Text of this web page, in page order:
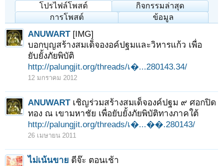
โปรไฟล์โพสต์
กิจกรรมล่าสุด
การโพสต์
ข้อมูล
ANUWART [IMG]
บอกบุญสร้างสมเด็จองอค์ปฐมและวิหารแก้ว เพื่อ
ยับยั้งภัยพิบัติ
http://palungjit.org/threads/เ�...280143.34/
12 มกราคม 2012
ANUWART เชิญร่วมสร้างสมเด็จองค์ปฐม ๙ ศอกปิด
ทอง ณ เขามหาชัย เพื่อยับยั้งภัยพิบัติทางภาคใต้
http://palungjit.org/threads/เ�...��.280143/
26 เมษายน 2011
ไม่เน้นขาย ดีจ๊ะ ตอนเช้า